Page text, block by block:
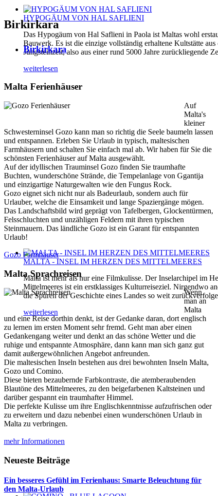
HYPOGÄUM VON HAL SAFLIENI
Das Hypogäum von Hal Saflieni in Paola ist Maltas wohl
Bauwerk. Es ist die einzige vollständig erhaltene Kultstätte aus
Jungsteinzeit, also aus einer rund 5000 Jahre zurückliegende
weiterlesen
MALTA - INSEL IM HERZEN DES MITTELMEERES
Malta ist mehr als nur eine Filmkulisse. Der Inselarchipel im
Mittelmeeres ist ein erstklassiges Kulturreiseziel. Nirgendwo
die Spuren der Geschichte eines Landes so weit
weiterlesen
Birkirkara
Birkirkara
Malta Ferienhäuser
Auf
Malta's
kleiner
Schwesterninsel Gozo kann man so richtig die Seele baumeln lassen
und entspannen. Erleben Sie Urlaub in typisch, maltesischen
Farmhäusern und schalten Sie einfach mal ab. Wir haben für Sie die
schönsten Ferienhäuser auf Malta ausgewählt.
Auf der idyllischen Trauminsel Gozo finden Sie traumhafte
Buchten, wunderschöne Strände, die Tempelanlage von Ggantija
und einzigartige Naturgewalten wie den Fungus Rock.
Gozo eignet sich nicht nur als Badeurlaub, sondern auch für
Urlauber, welche die Einsamkeit und lange Spaziergänge mögen.
Das Landschaftsbild wird geprägt von Tafelbergen, Glockentürmen,
Felsschluchten und unzähligen Feldern mit ihren typischen
Steinmauern. Das ländliche Gozo ist ein Garant für entspannten
Urlaub!
Gozo Farmhäuser
Malta Sprachreisen
Wenn
man an
Malta
und eine Reise dorthin denkt, ist der Gedanke daran, dort englisch
zu lernen im ersten Moment sehr fremd. Geht man aber einen
Gedankengang weiter und denkt an das schöne Wetter und die
ruhige und entspannte Atmosphäre, dann kann man sich ganz gut
damit außergewöhnlichen Angebot anfreunden.
Die maltesischen Inseln bestehen aus drei bewohnten Inseln Malta,
Gozo und Comino.
Diese bieten bezaubernde Farbkontraste, die atemberaubenden
Blautöne des Mittelmeeres, zu den beigefarbenen Kaltsteinen und
darüber gespannt ein traumhafter Himmel.
Die perfekte Kulisse um ihre Englischkenntnisse aufzufrischen oder
zu erweitern und dazu nebenbei einen wunderschönen Urlaub in
Malta zu verbringen.
mehr Informationen
Neueste Beiträge
Ein besseres Gefühl im Ferienhaus: Smarte Beleuchtung für
den Malta-Urlaub